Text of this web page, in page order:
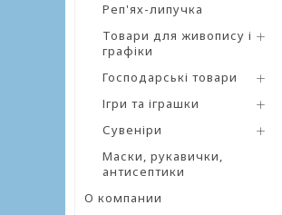
Реп'ях-липучка
Товари для живопису і
графіки
Господарські товари
Ігри та іграшки
Сувеніри
Маски, рукавички,
антисептики
О компании